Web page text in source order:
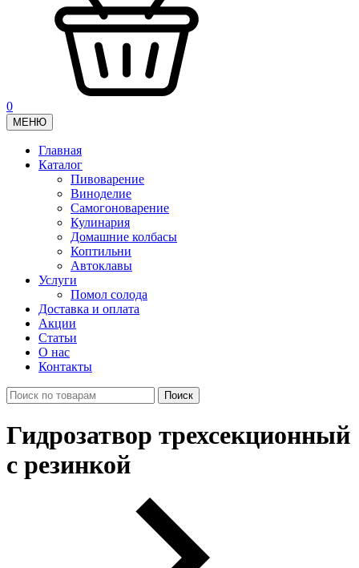
0
МЕНЮ
Главная
Каталог
Пивоварение
Виноделие
Самогоноварение
Кулинария
Домашние колбасы
Коптильни
Автоклавы
Услуги
Помол солода
Доставка и оплата
Акции
Статьи
О нас
Контакты
Гидрозатвор трехсекционный
с резинкой